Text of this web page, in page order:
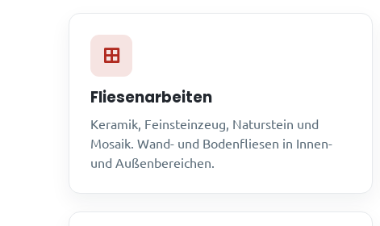
Fliesenarbeiten
Keramik, Feinsteinzeug, Naturstein und
Mosaik. Wand- und Bodenfliesen in Innen-
und Außenbereichen.